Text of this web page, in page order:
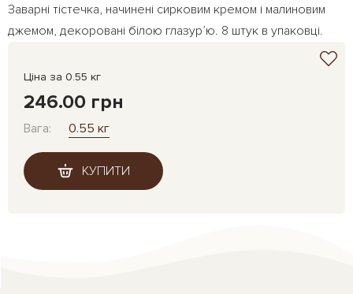
Заварні тістечка, начинені сирковим кремом і малиновим
джемом, декоровані білою глазур’ю. 8 штук в упаковці.
Ціна за 0.55 кг
246.00 грн
Вага: 0.55 кг
КУПИТИ